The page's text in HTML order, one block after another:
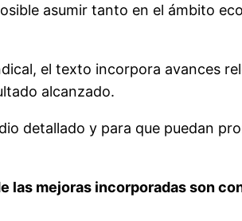
asumir tanto en el ámbito
el texto incorpora avances
alcanzado.
detallado y para que puedan
las mejoras incorporadas son